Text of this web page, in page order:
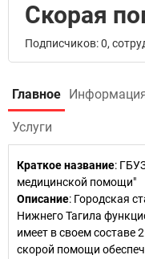
Скорая
Подписчиков: 0,
Главное
Услуги
Краткое название:
медицинской помощи"
Описание: Городская
Нижнего Тагила
имеет в своем составе
скорой помощи